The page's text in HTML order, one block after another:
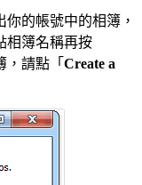
的帳號中的相簿，
相簿名稱再按
，請點「 Create a